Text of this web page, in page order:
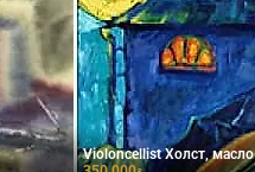
Violoncellist Холст, масло